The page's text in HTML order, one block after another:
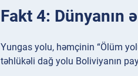
Fakt 4: Dünyanın
Yungas yolu, həmçinin “Ölüm
təhlükəli dağ yolu Boliviyanın